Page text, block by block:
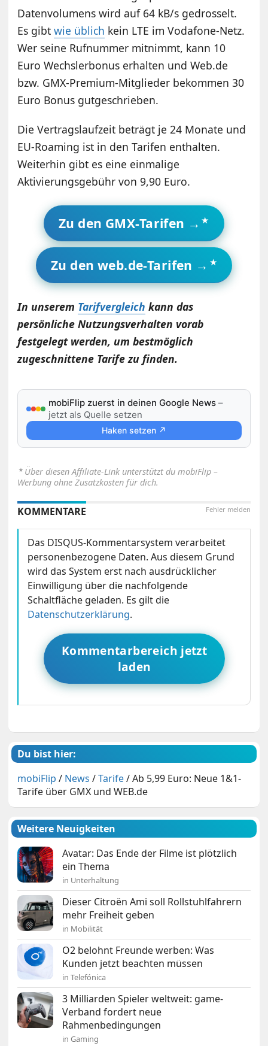
Datenvolumens wird auf 64 kB/s gedrosselt.
Es gibtwie üblich kein LTE im Vodafone-Netz.
Wer seine Rufnummer mitnimmt, kann 10
Euro Wechslerbonus erhalten und Web.de
bzw. GMX-Premium-Mitglieder bekommen 30
Euro Bonus gutgeschrieben.
Die Vertragslaufzeit beträgt je 24 Monate und
EU-Roaming ist in den Tarifen enthalten.
Weiterhin gibt es eine einmalige
Aktivierungsgebühr von 9,90 Euro.
Zu den GMX-Tarifen →
Zu den web.de-Tarifen →
In unserem Tarifvergleich kann das
persönliche Nutzungsverhalten vorab
festgelegt werden, um bestmöglich
zugeschnittene Tarife zu finden.
mobiFlip zuerst in deinen Google News –
jetzt als Quelle setzen
Haken setzen ↗
⋆ Über diesen Affiliate-Link unterstützt du mobiFlip –
Werbung ohne Zusatzkosten für dich.
Fehler melden
KOMMENTARE
Das DISQUS-Kommentarsystem verarbeitet
personenbezogene Daten. Aus diesem Grund
wird das System erst nach ausdrücklicher
Einwilligung über die nachfolgende
Schaltfläche geladen. Es gilt die
Datenschutzerklärung.
Kommentarbereich jetzt
laden
Du bist hier:
mobiFlip / News /Tarife/Ab 5,99 Euro: Neue 1&1-
Tarife über GMX und WEB.de
Weitere Neuigkeiten
Avatar: Das Ende der Filme ist plötzlich
ein Thema
in Unterhaltung
Dieser Citroën Ami soll Rollstuhlfahrern
mehr Freiheit geben
in Mobilität
O2 belohnt Freunde werben: Was
Kunden jetzt beachten müssen
in Telefónica
3 Milliarden Spieler weltweit: game-
Verband fordert neue
Rahmenbedingungen
in Gaming